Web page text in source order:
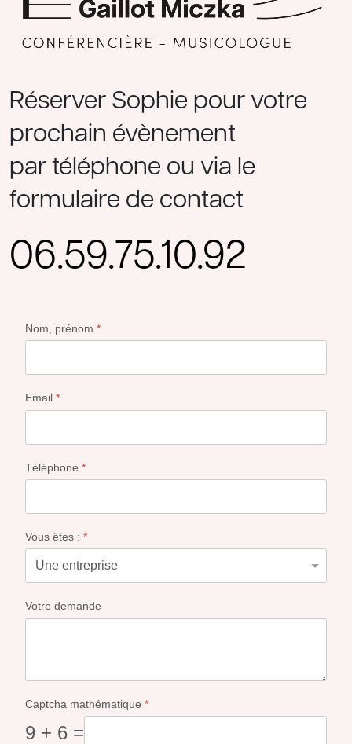
Réserver Sophie pour votre
prochain évènement
par téléphone ou via le
formulaire de contact
06.59.75.10.92
Nom, prénom *
Email *
Téléphone *
Vous êtes : *
Votre demande
Captcha mathématique *
9 + 6 =